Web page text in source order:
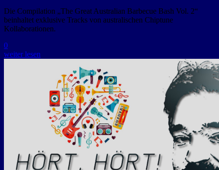
Die Compilation „The Great Australian Barbecue Bash Vol. 2“
beinhaltet exklusive Tracks von australischen Chiptune
Kollaborationen.
0
weiter lesen